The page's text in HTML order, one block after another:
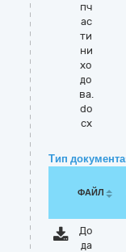
пч
ас
ти
ни
хо
до
ва.
do
cx
Тип
ФАЙЛ
До
да